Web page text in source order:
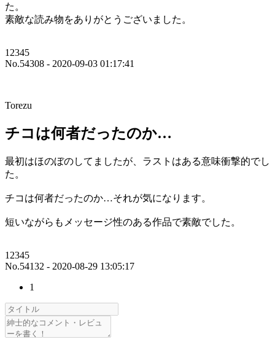
た。
素敵な読み物をありがとうございました。
12345
No.54308 - 2020-09-03 01:17:41
Torezu
チコは何者だったのか…
最初はほのぼのしてましたが、ラストはある意味衝撃的でし
た。
チコは何者だったのか…それが気になります。
短いながらもメッセージ性のある作品で素敵でした。
12345
No.54132 - 2020-08-29 13:05:17
1